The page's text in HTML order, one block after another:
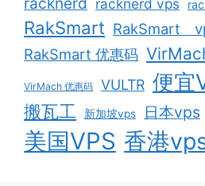
RakSmart RakSmart
RakSmart 优惠码
VirMach 优惠码 VULTR 便宜
搬瓦工
新加坡vps 日本vps
美国VPS 香港